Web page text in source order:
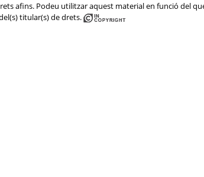
afins. Podeu utilitzar aquest material en funció del
titular(s) de drets.